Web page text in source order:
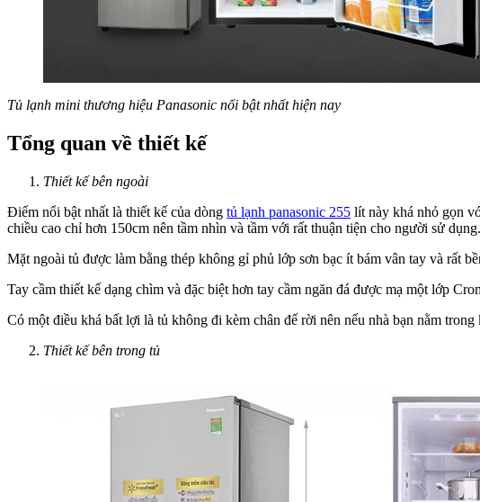
Tủ lạnh mini thương hiệu Panasonic nổi bật nhất hiện nay
Tổng quan về thiết kế
Thiết kế bên ngoài
Điểm nổi bật nhất là thiết kế của dòng tủ lạnh panasonic 255 lít này khá nhỏ gọn
chiều cao chỉ hơn 150cm nên tầm nhìn và tầm với rất thuận tiện cho người sử dụng.
Mặt ngoài tủ được làm bằng thép không gỉ phủ lớp sơn bạc ít bám vân tay và rất
Tay cầm thiết kế dạng chìm và đặc biệt hơn tay cầm ngăn đá được mạ một lớp
Có một điều khá bất lợi là tủ không đi kèm chân đế rời nên nếu nhà bạn nằm
Thiết kế bên trong tủ